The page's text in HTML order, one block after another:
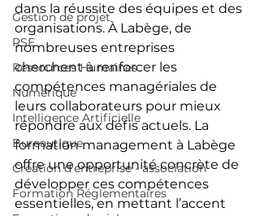
Gestion de projet
RSE
Ressources Humaines
Numérique
Intelligence Artificielle
Bureautique
Création d'entreprise - association
Formation Réglementaires
dans la réussite des équipes et des
organisations. À Labège, de
nombreuses entreprises
cherchent à renforcer les
compétences managériales de
leurs collaborateurs pour mieux
répondre aux défis actuels. La
formation management à Labège
offre une opportunité concrète de
développer ces compétences
essentielles, en mettant l’accent